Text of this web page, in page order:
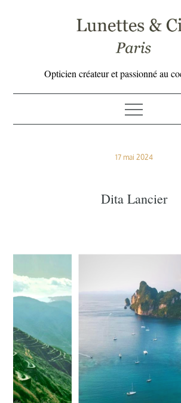
Opticien créateur et passionné au
Posted
17 mai 2024
Dita Lancier